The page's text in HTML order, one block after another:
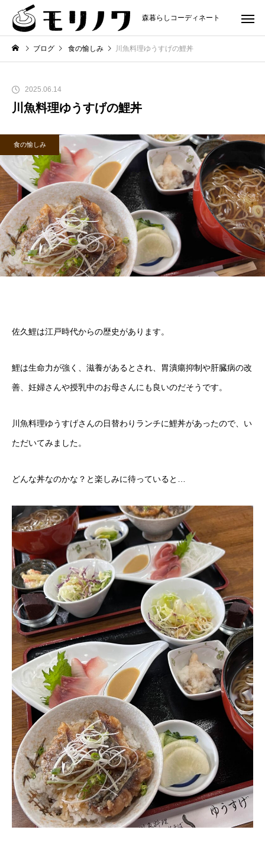
森暮らしコーディネート
ブログ 食の愉しみ 川魚料理ゆうすげの鯉丼
2025.06.14
川魚料理ゆうすげの鯉丼
食の愉しみ
佐久鯉は江戸時代からの歴史があります。
鯉は生命力が強く、滋養があるとされ、胃潰瘍抑制や肝臓病の改
善、妊婦さんや授乳中のお母さんにも良いのだそうです。
川魚料理ゆうすげさんの日替わりランチに鯉丼があったので、い
ただいてみました。
どんな丼なのかな？と楽しみに待っていると…